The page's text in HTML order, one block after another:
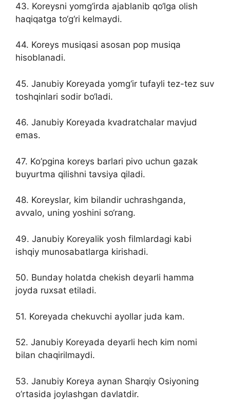
43. Koreysni yomg‘irda ajablanib qo‘lga olish
haqiqatga to‘g‘ri kelmaydi.
44. Koreys musiqasi asosan pop musiqa
hisoblanadi.
45. Janubiy Koreyada yomg‘ir tufayli tez-tez suv
toshqinlari sodir bo‘ladi.
46. Janubiy Koreyada kvadratchalar mavjud
emas.
47. Ko’pgina koreys barlari pivo uchun gazak
buyurtma qilishni tavsiya qiladi.
48. Koreyslar, kim bilandir uchrashganda,
avvalo, uning yoshini so‘rang.
49. Janubiy Koreyalik yosh filmlardagi kabi
ishqiy munosabatlarga kirishadi.
50. Bunday holatda chekish deyarli hamma
joyda ruxsat etiladi.
51. Koreyada chekuvchi ayollar juda kam.
52. Janubiy Koreyada deyarli hech kim nomi
bilan chaqirilmaydi.
53. Janubiy Koreya aynan Sharqiy Osiyoning
o’rtasida joylashgan davlatdir.